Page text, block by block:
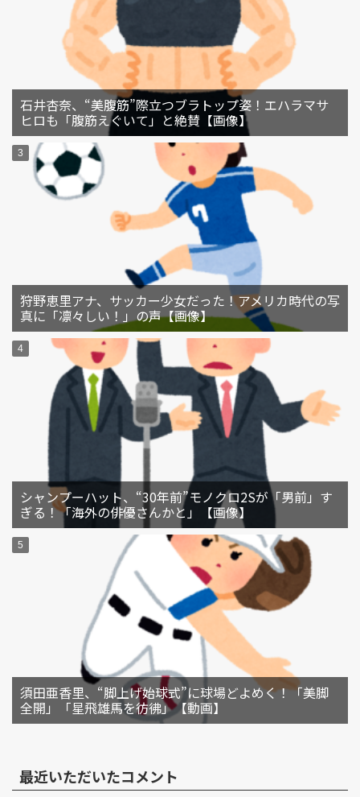
石井杏奈、“美腹筋”際立つブラトップ姿！エハラマサ
ヒロも「腹筋えぐいて」と絶賛【画像】
狩野恵里アナ、サッカー少女だった！アメリカ時代の写
真に「凛々しい！」の声【画像】
シャンプーハット、“30年前”モノクロ2Sが「男前」す
ぎる！「海外の俳優さんかと」【画像】
須田亜香里、“脚上げ始球式”に球場どよめく！「美脚
全開」「星飛雄馬を彷彿」【動画】
最近いただいたコメント